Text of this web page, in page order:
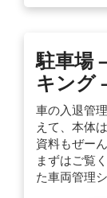
駐車場
キング
車の入退管
えて、本体
資料もぜー
まずはご覧
た車両管理